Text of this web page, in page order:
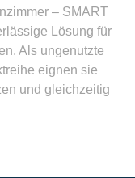
– SMART
Lösung für
Als ungenutzte
eignen sie
und gleichzeitig